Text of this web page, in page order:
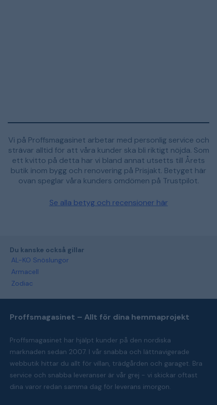
Vi på Proffsmagasinet arbetar med personlig service och
strävar alltid för att våra kunder ska bli riktigt nöjda. Som
ett kvitto på detta har vi bland annat utsetts till Årets
butik inom bygg och renovering på Prisjakt. Betyget här
ovan speglar våra kunders omdömen på Trustpilot.
Se alla betyg och recensioner här
Du kanske också gillar
AL-KO Snöslungor
Armacell
Zodiac
Proffsmagasinet – Allt för dina hemmaprojekt
Proffsmagasinet har hjälpt kunder på den nordiska
marknaden sedan 2007. I vår snabba och lättnavigerade
webbutik hittar du allt för villan, trädgården och garaget. Bra
service och snabba leveranser är vår grej - vi skickar oftast
dina varor redan samma dag för leverans imorgon.